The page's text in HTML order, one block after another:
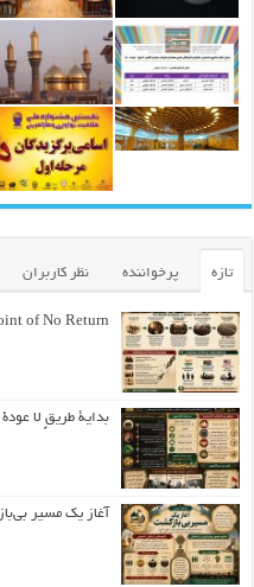
تازه پرخواننده نظر کاربران
of No Return
بداية طريقٍ لا عودة
آغاز یک مسیر